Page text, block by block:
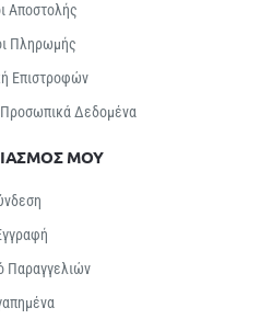
Αποστολής
Πληρωμής
Επιστροφών
Δεδομένα
ΜΟΥ
Παραγγελιών